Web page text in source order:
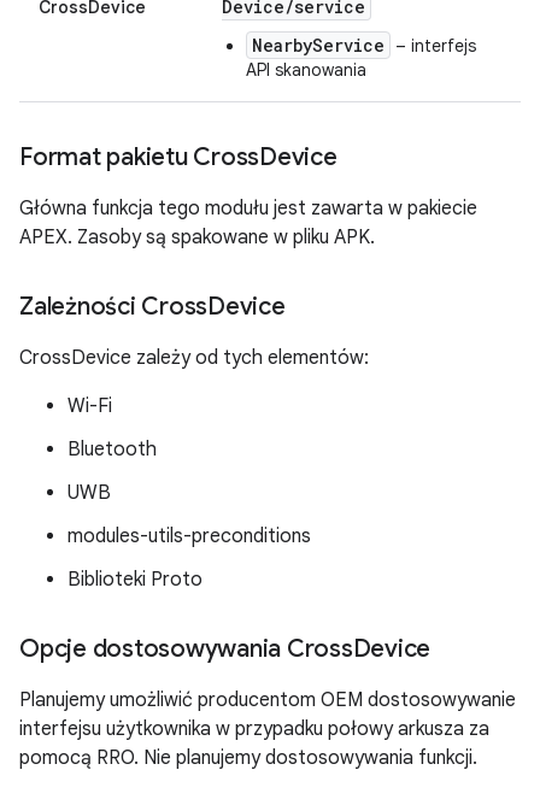
CrossDevice
Device/service
NearbyService
– interfejs
API skanowania
Format pakietu CrossDevice
Główna funkcja tego modułu jest zawarta w pakiecie
APEX. Zasoby są spakowane w pliku APK.
Zależności CrossDevice
CrossDevice zależy od tych elementów:
Wi-Fi
Bluetooth
UWB
modules-utils-preconditions
Biblioteki Proto
Opcje dostosowywania CrossDevice
Planujemy umożliwić producentom OEM dostosowywanie
interfejsu użytkownika w przypadku połowy arkusza za
pomocą RRO. Nie planujemy dostosowywania funkcji.